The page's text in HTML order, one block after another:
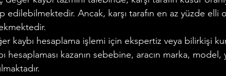
edilebilmektedir. Ancak, karşı tarafın en az yüzde elli
kaybı hesaplama işlemi için ekspertiz veya bilirkişi
hesaplaması kazanın sebebine, aracın marka,